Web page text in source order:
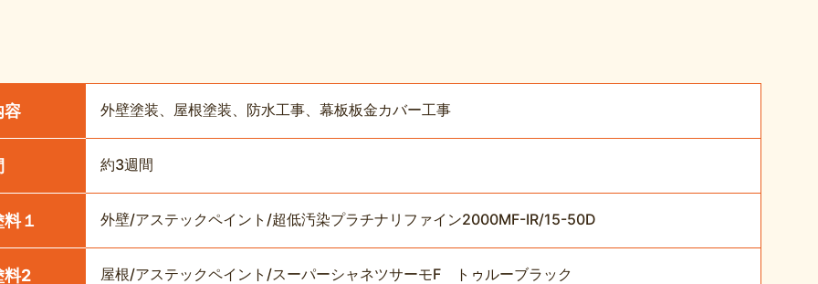
容 外壁塗装、屋根塗装、防水工事、幕板板金カバー工事
約3週間
１ 外壁/アステックペイント/超低汚染プラチナリファイン2000MF-IR/15-50D
料2 屋根/アステックペイント/スーパーシャネツサーモF トゥルーブラック